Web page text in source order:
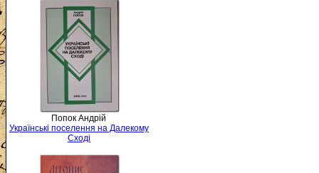
Попок Андрій
Українські поселення на Далекому
Сході